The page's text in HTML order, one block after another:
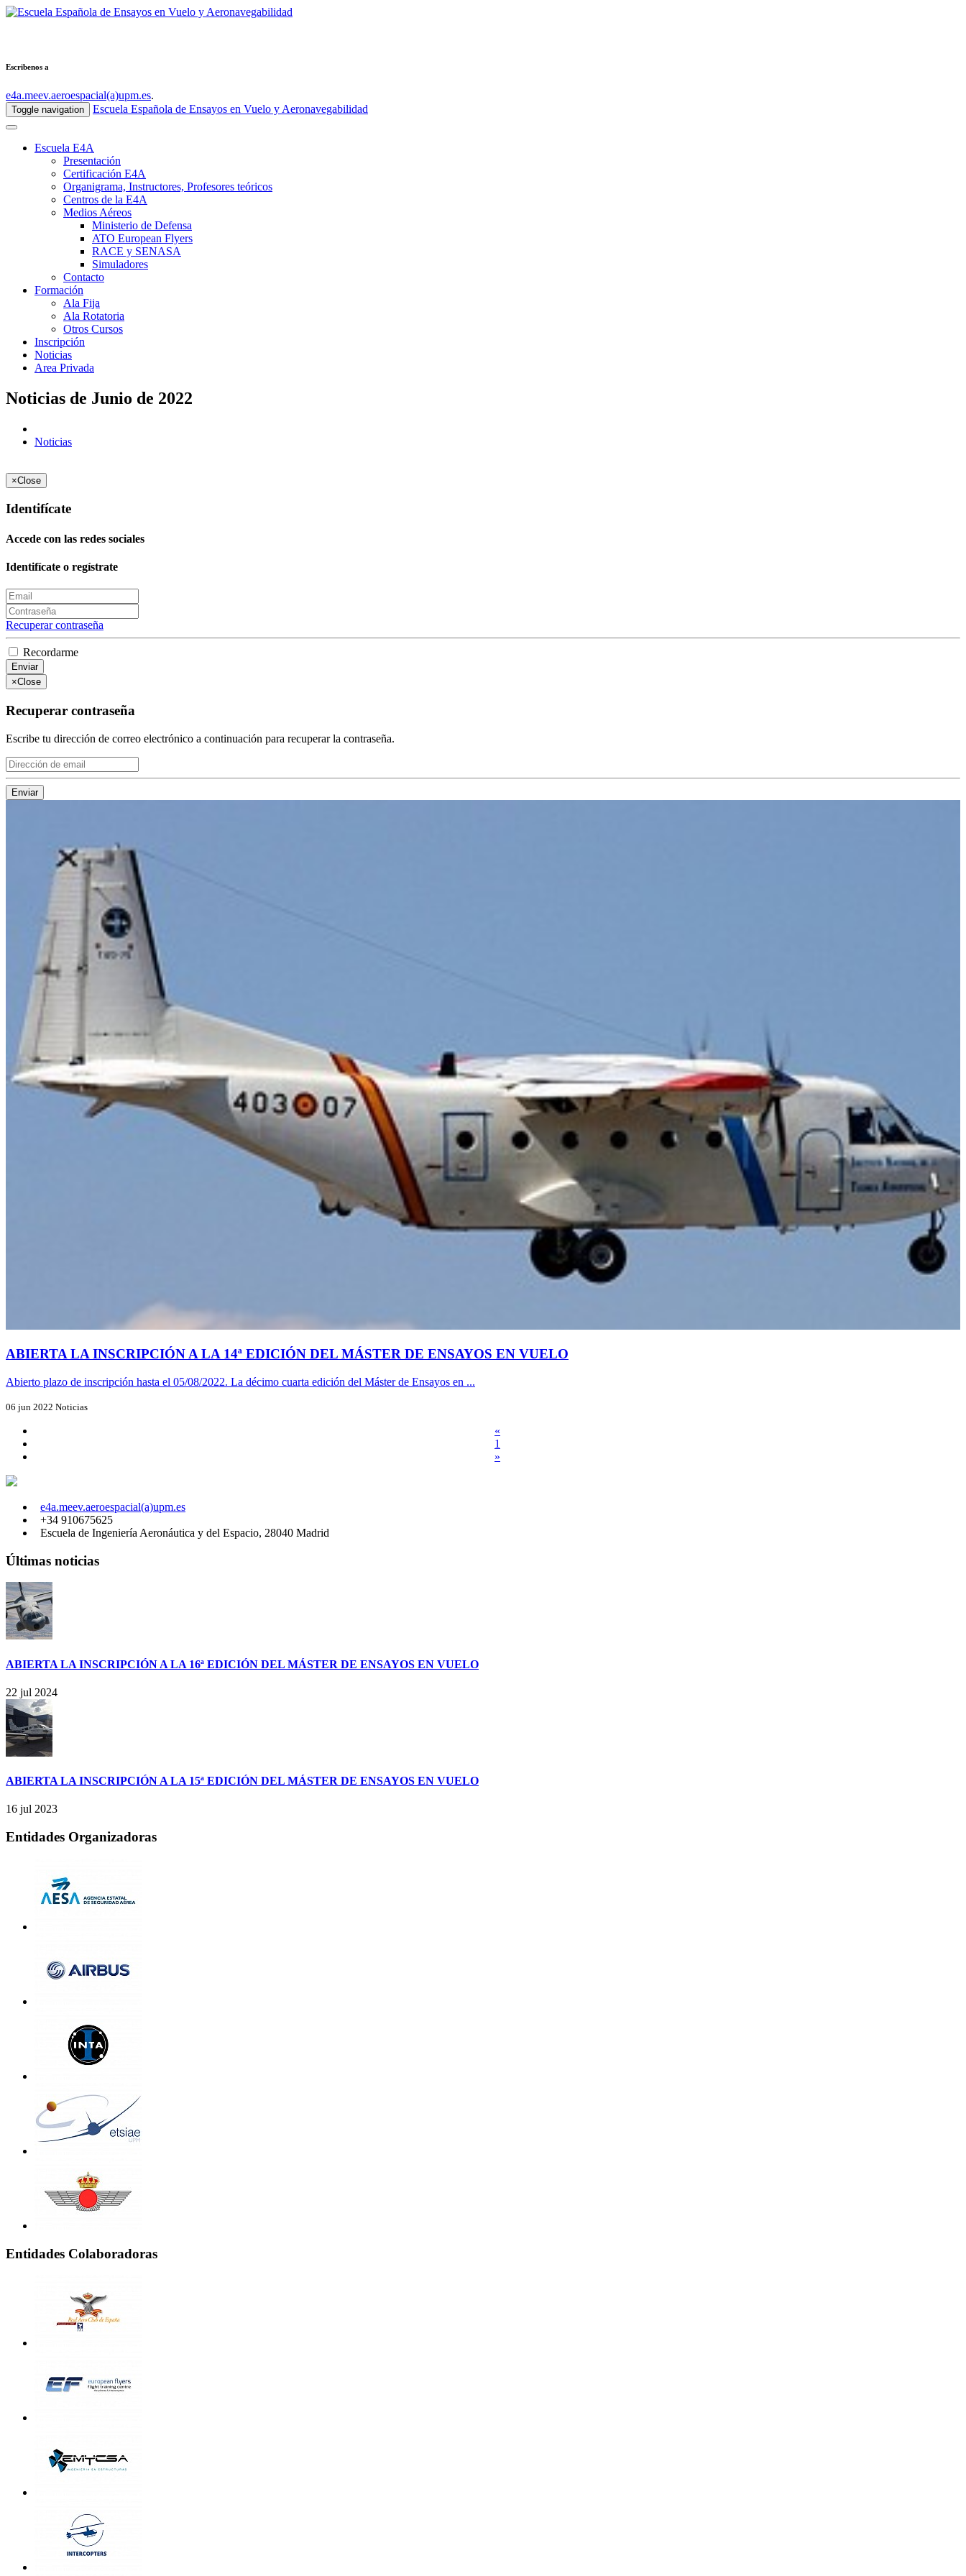
Escribenos a
e4a.meev.aeroespacial(a)upm.es.
Toggle navigation Escuela Española de Ensayos en Vuelo y Aeronavegabilidad
Escuela E4A
Presentación
Certificación E4A
Organigrama, Instructores, Profesores teóricos
Centros de la E4A
Medios Aéreos
Ministerio de Defensa
ATO European Flyers
RACE y SENASA
Simuladores
Contacto
Formación
Ala Fija
Ala Rotatoria
Otros Cursos
Inscripción
Noticias
Area Privada
Noticias de Junio de 2022
Noticias
×Close
Identifícate
Accede con las redes sociales
Identifícate o regístrate
Recuperar contraseña
Recordarme
Enviar
×Close
Recuperar contraseña
Escribe tu dirección de correo electrónico a continuación para recuperar la contraseña.
Enviar
ABIERTA LA INSCRIPCIÓN A LA 14ª EDICIÓN DEL MÁSTER DE ENSAYOS EN VUELO
Abierto plazo de inscripción hasta el 05/08/2022. La décimo cuarta edición del Máster de Ensayos en ...
06 jun 2022 Noticias
«
1
»
e4a.meev.aeroespacial(a)upm.es
+34 910675625
Escuela de Ingeniería Aeronáutica y del Espacio, 28040 Madrid
Últimas noticias
ABIERTA LA INSCRIPCIÓN A LA 16ª EDICIÓN DEL MÁSTER DE ENSAYOS EN VUELO
22 jul 2024
ABIERTA LA INSCRIPCIÓN A LA 15ª EDICIÓN DEL MÁSTER DE ENSAYOS EN VUELO
16 jul 2023
Entidades Organizadoras
Entidades Colaboradoras